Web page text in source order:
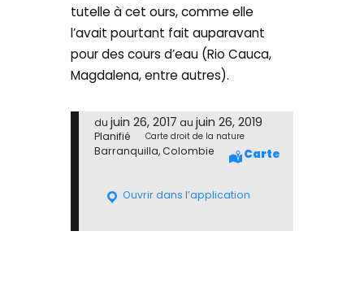
tutelle à cet ours, comme elle
l’avait pourtant fait auparavant
pour des cours d’eau (Rio Cauca,
Magdalena, entre autres).
du juin 26, 2017 au juin 26, 2019
Planifié Carte droit de la nature
Barranquilla, Colombie Carte
Ouvrir dans l’application